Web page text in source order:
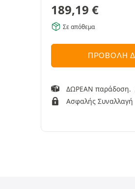
189,19 €
Σε απόθεμα
ΠΡΟΒΟΛΉ
ΔΩΡΕΑΝ παράδοση.
Ασφαλής Συναλλαγή